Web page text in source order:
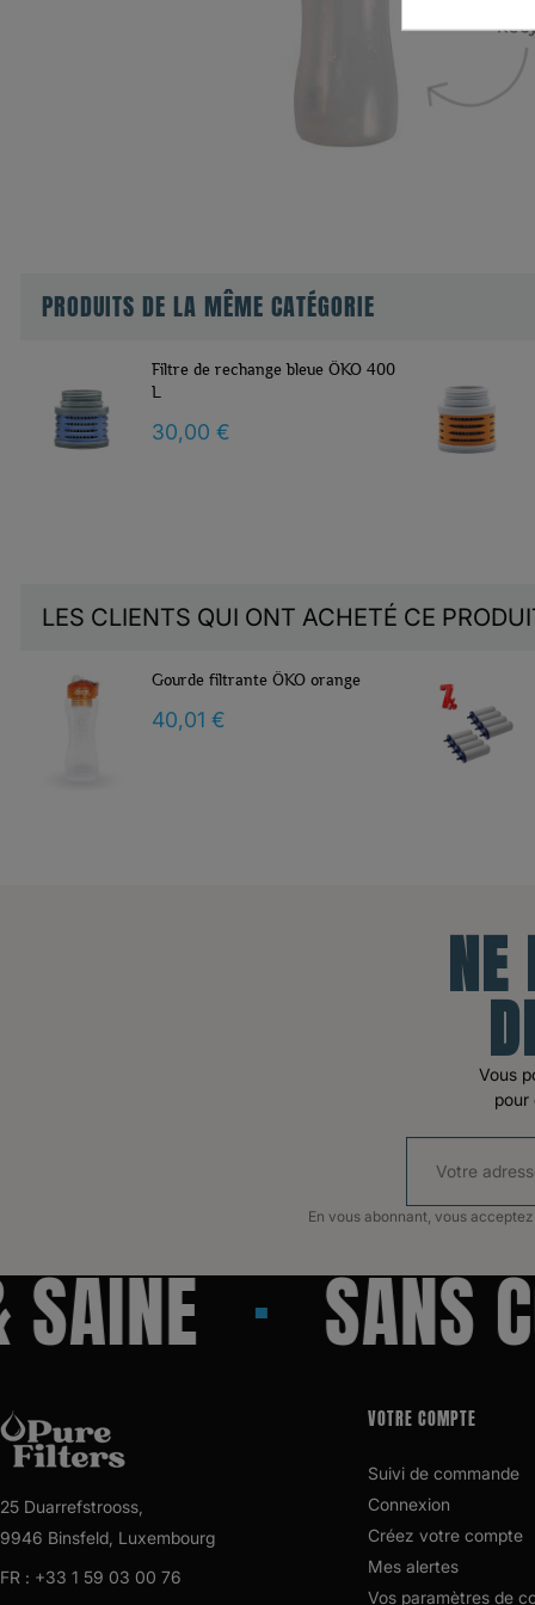
PRODUITS DE LA MÊME CATÉGORIE
Filtre de rechange bleue ÖKO 400
L
30,00 €
LES CLIENTS QUI ONT ACHETÉ CE
8 FILTRES COLDSTREAM FTO+
331,00 €
NE
Vous
pour
En vous abonnant, vous
SANS
25 Duarrefstrooss,
9946 Binsfeld, Luxembourg
FR : +33 1 59 03 00 76
VOTRE COMPTE
Suivi de commande
Connexion
Créez votre compte
Mes alertes
Vos paramètres de